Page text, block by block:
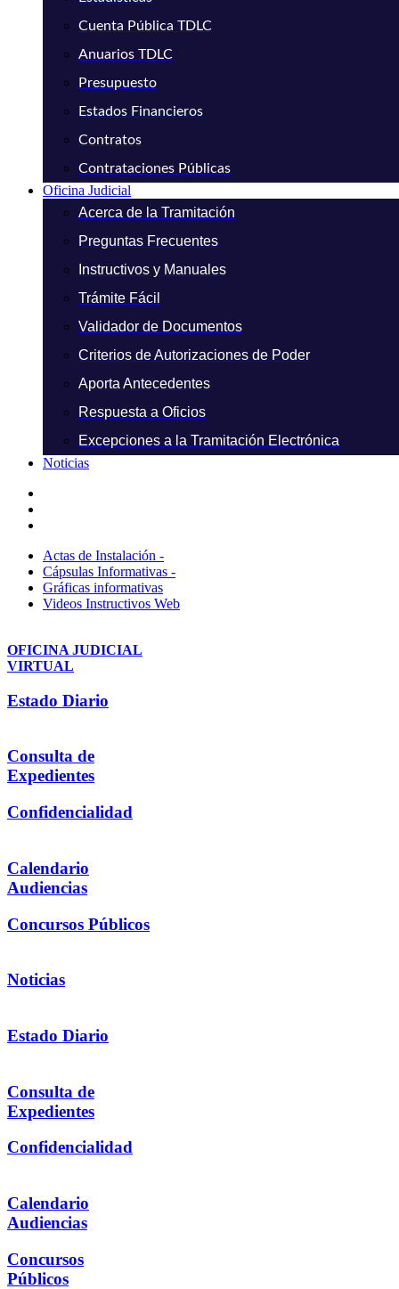
Cuenta Pública TDLC
Anuarios TDLC
Presupuesto
Estados Financieros
Contratos
Contrataciones Públicas
Oficina Judicial
Acerca de la Tramitación
Preguntas Frecuentes
Instructivos y Manuales
Trámite Fácil
Validador de Documentos
Criterios de Autorizaciones de Poder
Aporta Antecedentes
Respuesta a Oficios
Excepciones a la Tramitación Electrónica
Noticias
Actas de Instalación -
Cápsulas Informativas -
Gráficas informativas
Videos Instructivos Web
OFICINA JUDICIAL
VIRTUAL
Estado Diario
Consulta de
Expedientes
Confidencialidad
Calendario
Audiencias
Concursos Públicos
Noticias
Estado Diario
Consulta de
Expedientes
Confidencialidad
Calendario
Audiencias
Concursos
Públicos